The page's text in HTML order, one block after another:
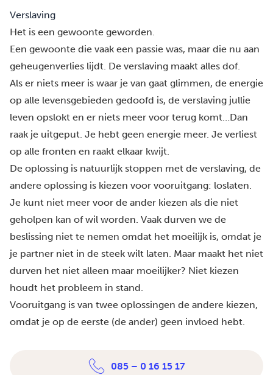
Verslaving
Het is een gewoonte geworden.
Een gewoonte die vaak een passie was, maar die nu aan
geheugenverlies lijdt. De verslaving maakt alles dof.
Als er niets meer is waar je van gaat glimmen, de energie
op alle levensgebieden gedoofd is, de verslaving jullie
leven opslokt en er niets meer voor terug komt…Dan
raak je uitgeput. Je hebt geen energie meer. Je verliest
op alle fronten en raakt elkaar kwijt.
De oplossing is natuurlijk stoppen met de verslaving, de
andere oplossing is kiezen voor vooruitgang: loslaten.
Je kunt niet meer voor de ander kiezen als die niet
geholpen kan of wil worden. Vaak durven we de
beslissing niet te nemen omdat het moeilijk is, omdat je
je partner niet in de steek wilt laten. Maar maakt het niet
durven het niet alleen maar moeilijker? Niet kiezen
houdt het probleem in stand.
Vooruitgang is van twee oplossingen de andere kiezen,
omdat je op de eerste (de ander) geen invloed hebt.
085 – 0 16 15 17